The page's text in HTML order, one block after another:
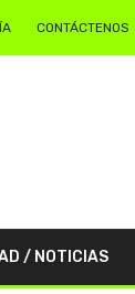
CONTÁCTENOS
/ NOTICIAS